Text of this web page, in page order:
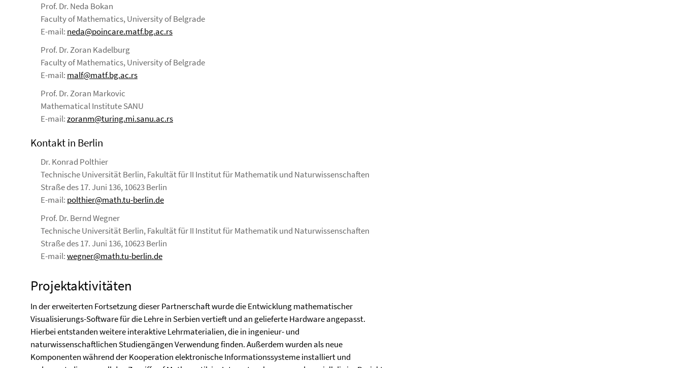
Prof. Dr. Neda Bokan
Faculty of Mathematics, University of Belgrade
E-mail: neda@poincare.matf.bg.ac.rs
Prof. Dr. Zoran Kadelburg
Faculty of Mathematics, University of Belgrade
E-mail: malf@matf.bg.ac.rs
Prof. Dr. Zoran Markovic
Mathematical Institute SANU
E-mail:zoranm@turing.mi.sanu.ac.rs
Kontakt in Berlin
Dr. Konrad Polthier
Technische Universität Berlin, Fakultät für II Institut für Mathematik und Naturwissenschaften
Straße des 17. Juni 136, 10623 Berlin
E-mail: polthier@math.tu-berlin.de
Prof. Dr. Bernd Wegner
Technische Universität Berlin, Fakultät für II Institut für Mathematik und Naturwissenschaften
Straße des 17. Juni 136, 10623 Berlin
E-mail:wegner@math.tu-berlin.de
Projektaktivitäten
In der erweiterten Fortsetzung dieser Partnerschaft wurde die Entwicklung mathematischer
Visualisierungs-Software für die Lehre in Serbien vertieft und an gelieferte Hardware angepasst.
Hierbei entstanden weitere interaktive Lehrmaterialien, die in ingenieur- und
naturwissenschaftlichen Studiengängen Verwendung finden. Außerdem wurden als neue
Komponenten während der Kooperation elektronische Informationssysteme installiert und